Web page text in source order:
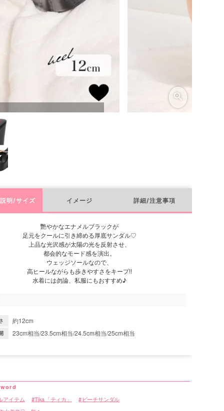
明/サイズ イメージ 詳細/注意事項
艷やかなエナメルブラックが
足元をクールに引き締める厚底サンダル♡
上品な光沢感が太陽の光を反射させ、
都会的なモード感を演出。
ウェッジソールなので、
高ヒールながらも歩きやすさをキープ!!
水着には勿論、私服にもおすすめ♪
約12cm
23cm相当/23.5cm相当/24.5cm相当/25cm相当
アイテム Tika「ティカ」 ビーチサンダル